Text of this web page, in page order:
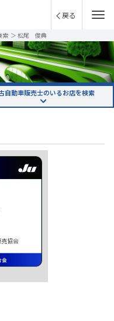
戻る
索 ＞ 松尾 俊典
自動車販売士のいるお店を検索
協会